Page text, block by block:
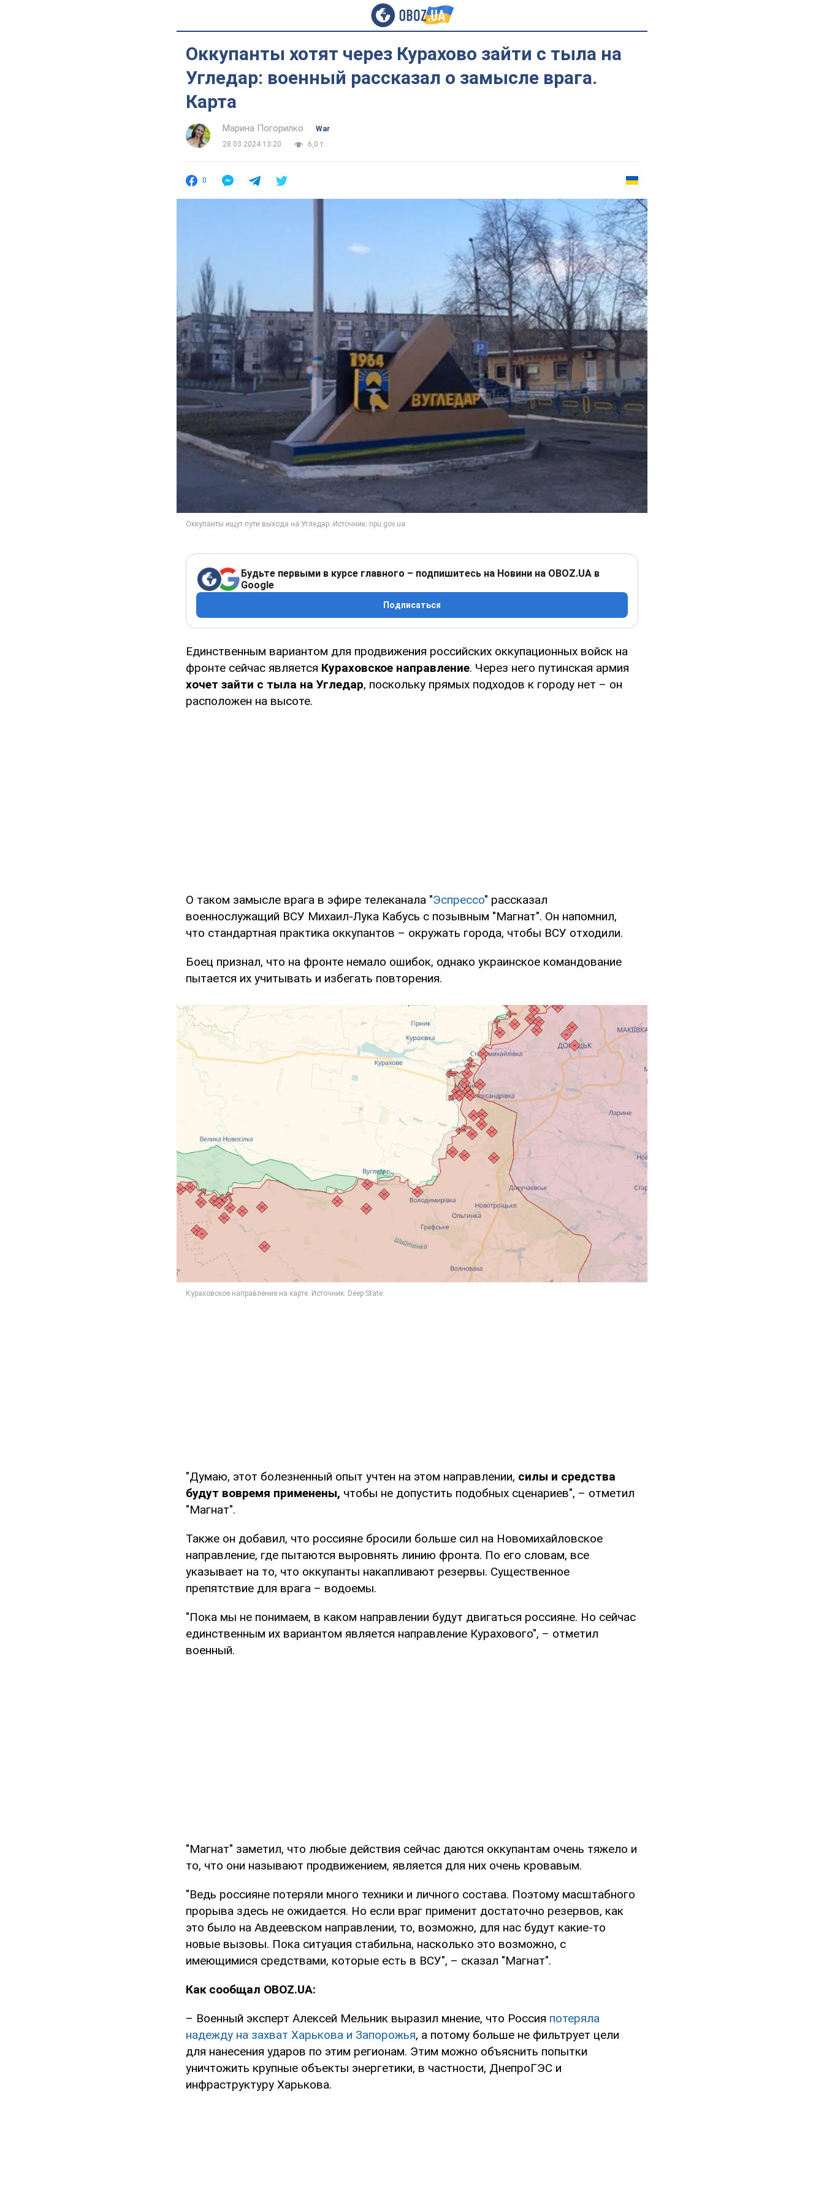
Оккупанты хотят через Курахово зайти с тыла на
Угледар: военный рассказал о замысле врага.
Карта
Марина Погорилко
War
28.03.2024 13:20
6,0 т.
0
Будьте первыми в курсе главного – подпишитесь на Новини на OBOZ.UA в
Google
Подписаться
Единственным вариантом для продвижения российских оккупационных войск на
фронте сейчас является Кураховское направление. Через него путинская армия
хочет зайти с тыла на Угледар, поскольку прямых подходов к городу нет – он
расположен на высоте.
О таком замысле врага в эфире телеканала "Эспрессо" рассказал
военнослужащий ВСУ Михаил-Лука Кабусь с позывным "Магнат". Он напомнил,
что стандартная практика оккупантов – окружать города, чтобы ВСУ отходили.
Боец признал, что на фронте немало ошибок, однако украинское командование
пытается их учитывать и избегать повторения.
"Думаю, этот болезненный опыт учтен на этом направлении, силы и средства
будут вовремя применены, чтобы не допустить подобных сценариев", – отметил
"Магнат".
Также он добавил, что россияне бросили больше сил на Новомихайловское
направление, где пытаются выровнять линию фронта. По его словам, все
указывает на то, что оккупанты накапливают резервы. Существенное
препятствие для врага – водоемы.
"Пока мы не понимаем, в каком направлении будут двигаться россияне. Но сейчас
единственным их вариантом является направление Курахового", – отметил
военный.
"Магнат" заметил, что любые действия сейчас даются оккупантам очень тяжело и
то, что они называют продвижением, является для них очень кровавым.
"Ведь россияне потеряли много техники и личного состава. Поэтому масштабного
прорыва здесь не ожидается. Но если враг применит достаточно резервов, как
это было на Авдеевском направлении, то, возможно, для нас будут какие-то
новые вызовы. Пока ситуация стабильна, насколько это возможно, с
имеющимися средствами, которые есть в ВСУ", – сказал "Магнат".
Как сообщал OBOZ.UA:
– Военный эксперт Алексей Мельник выразил мнение, что Россия потеряла
надежду на захват Харькова и Запорожья, а потому больше не фильтрует цели
для нанесения ударов по этим регионам. Этим можно объяснить попытки
уничтожить крупные объекты энергетики, в частности, ДнепроГЭС и
инфраструктуру Харькова.